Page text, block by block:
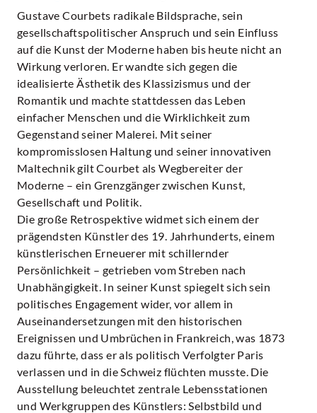
Gustave Courbets radikale Bildsprache, sein
gesellschaftspolitischer Anspruch und sein Einfluss
auf die Kunst der Moderne haben bis heute nicht an
Wirkung verloren. Er wandte sich gegen die
idealisierte Ästhetik des Klassizismus und der
Romantik und machte stattdessen das Leben
einfacher Menschen und die Wirklichkeit zum
Gegenstand seiner Malerei. Mit seiner
kompromisslosen Haltung und seiner innovativen
Maltechnik gilt Courbet als Wegbereiter der
Moderne – ein Grenzgänger zwischen Kunst,
Gesellschaft und Politik.
Die große Retrospektive widmet sich einem der
prägendsten Künstler des 19. Jahrhunderts, einem
künstlerischen Erneuerer mit schillernder
Persönlichkeit – getrieben vom Streben nach
Unabhängigkeit. In seiner Kunst spiegelt sich sein
politisches Engagement wider, vor allem in
Auseinandersetzungen mit den historischen
Ereignissen und Umbrüchen in Frankreich, was 1873
dazu führte, dass er als politisch Verfolgter Paris
verlassen und in die Schweiz flüchten musste. Die
Ausstellung beleuchtet zentrale Lebensstationen
und Werkgruppen des Künstlers: Selbstbild und